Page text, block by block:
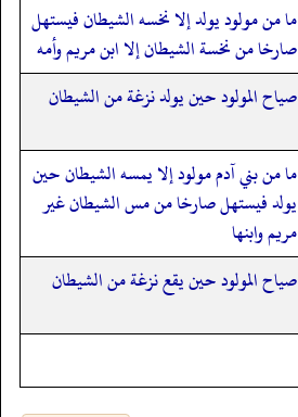
ما من مولود يولد إلا نخسه الشيطان فيستهل
صارخا من نخسة الشيطان إلا ابن مريم وأمه
صياح المولود حين يولد نزغة من الشيطان
ما من بني آدم مولود إلا يمسه الشيطان حين
يولد فيستهل صارخا من مس الشيطان غير
مريم وابنها
صياح المولود حين يقع نزغة من الشيطان